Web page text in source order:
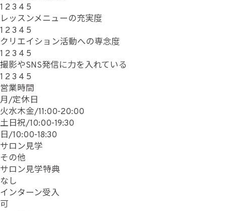
1 23 4 5
レッスンメニューの充実度
1 23 4 5
クリエイション活動への専念度
1 23 4 5
撮影やSNS発信に力を入れている
1 23 4 5
営業時間
月/定休日
火水木金/11:00-20:00
土日祝/10:00-19:30
日/10:00-18:30
サロン見学
その他
サロン見学特典
なし
インターン受入
可